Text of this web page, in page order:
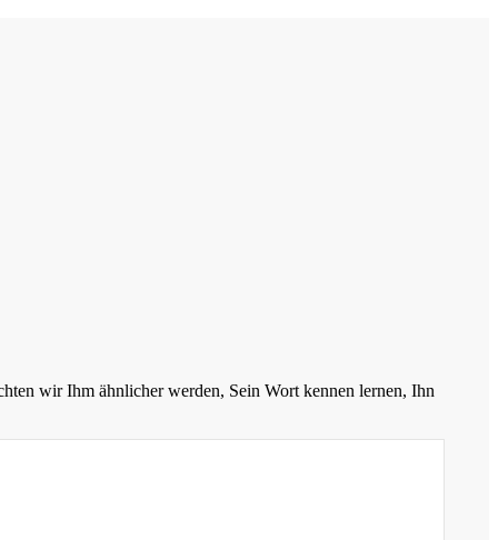
wir Ihm ähnlicher werden, Sein Wort kennen lernen, Ihn